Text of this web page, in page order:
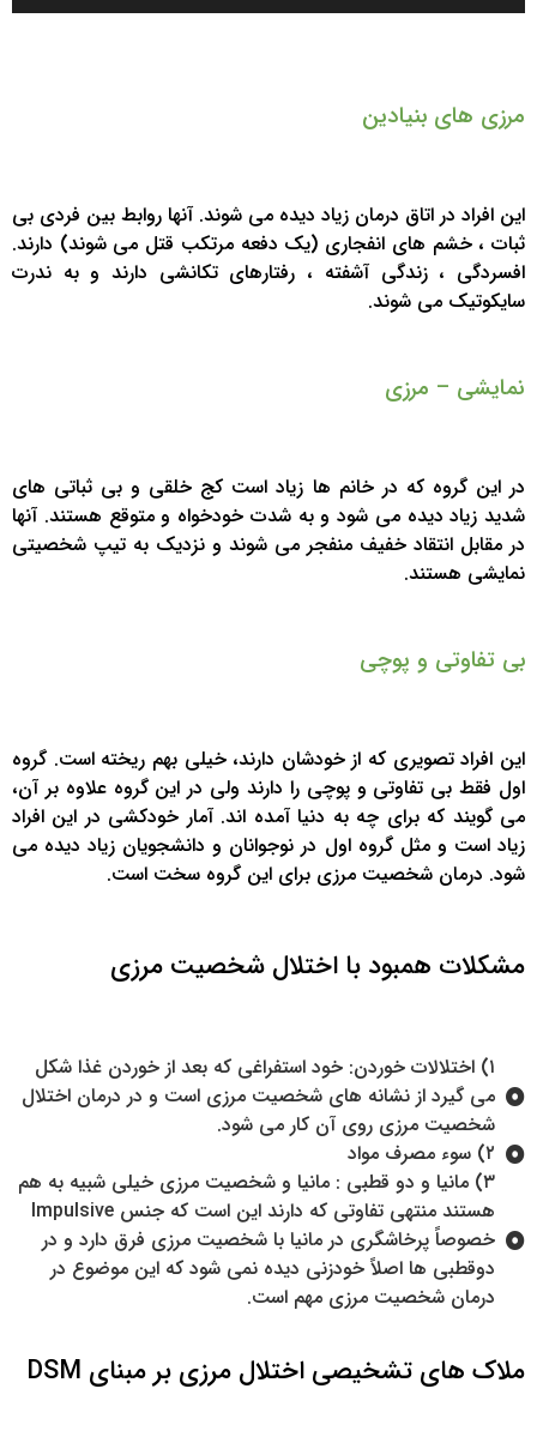
مرزی های بنیادین
این افراد در اتاق درمان زیاد دیده می شوند. آنها روابط بین فردی بی
ثبات ، خشم های انفجاری (یک دفعه مرتکب قتل می شوند) دارند.
افسردگی ، زندگی آشفته ، رفتارهای تکانشی دارند و به ندرت
سایکوتیک می شوند.
نمایشی – مرزی
در این گروه که در خانم ها زیاد است کج خلقی و بی ثباتی های
شدید زیاد دیده می شود و به شدت خودخواه و متوقع هستند. آنها
در مقابل انتقاد خفیف منفجر می شوند و نزدیک به تیپ شخصیتی
نمایشی هستند.
بی تفاوتی و پوچی
این افراد تصویری که از خودشان دارند، خیلی بهم ریخته است. گروه
اول فقط بی تفاوتی و پوچی را دارند ولی در این گروه علاوه بر آن،
می گویند که برای چه به دنیا آمده اند. آمار خودکشی در این افراد
زیاد است و مثل گروه اول در نوجوانان و دانشجویان زیاد دیده می
شود. درمان شخصیت مرزی برای این گروه سخت است.
مشکلات همبود با اختلال شخصیت مرزی
۱) اختلالات خوردن: خود استفراغی که بعد از خوردن غذا شکل
می گیرد از نشانه های شخصیت مرزی است و در درمان اختلال
شخصیت مرزی روی آن کار می شود.
۲) سوء مصرف مواد
۳) مانیا و دو قطبی : مانیا و شخصیت مرزی خیلی شبیه به هم
هستند منتهی تفاوتی که دارند این است که جنس Impulsive
خصوصاً پرخاشگری در مانیا با شخصیت مرزی فرق دارد و در
دوقطبی ها اصلاً خودزنی دیده نمی شود که این موضوع در
درمان شخصیت مرزی مهم است.
ملاک های تشخیصی اختلال مرزی بر مبنای DSM